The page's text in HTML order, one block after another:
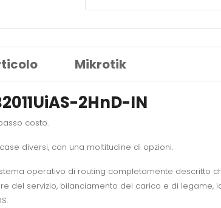
Mikrotik
2HnD-IN
costo.
diversi, con una moltitudine di opzioni.
operativo di routing completamente descritto
del servizio, bilanciamento del carico e di